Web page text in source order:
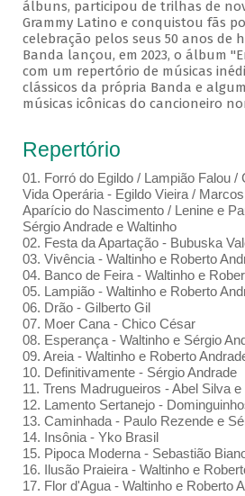
álbuns, participou de trilhas de
Grammy Latino e conquistou fãs
celebração pelos seus 50 anos de
Banda lançou, em 2023, o álbum
com um repertório de músicas
clássicos da própria Banda e
músicas icônicas do cancioneiro
Repertório
01. Forró do Egildo / Lampião Falou /
Vida Operária - Egildo Vieira /
Aparício do Nascimento / Lenine e
Sérgio Andrade e Waltinho
02. Festa da Apartação - Bubuska
03. Vivência - Waltinho e Roberto
04. Banco de Feira - Waltinho e
05. Lampião - Waltinho e Roberto
06. Drão - Gilberto Gil
07. Moer Cana - Chico César
08. Esperança - Waltinho e Sérgio
09. Areia - Waltinho e Roberto
10. Definitivamente - Sérgio Andrade
11. Trens Madrugueiros - Abel Silva
12. Lamento Sertanejo -
13. Caminhada - Paulo Rezende e
14. Insônia - Yko Brasil
15. Pipoca Moderna - Sebastião
16. Ilusão Praieira - Waltinho e
17. Flor d'Agua - Waltinho e Roberto